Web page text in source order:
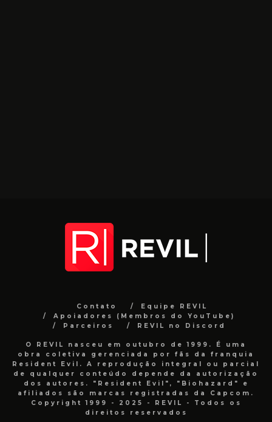
Contato
Equipe REVIL
Apoiadores (Membros do YouTube)
Parceiros
REVIL no Discord
O REVIL nasceu em outubro de 1999. É uma
obra coletiva gerenciada por fãs da franquia
Resident Evil. A reprodução integral ou parcial
de qualquer conteúdo depende da autorização
dos autores. "Resident Evil", "Biohazard" e
afiliados são marcas registradas da Capcom.
Copyright 1999 - 2025 - REVIL - Todos os
direitos reservados